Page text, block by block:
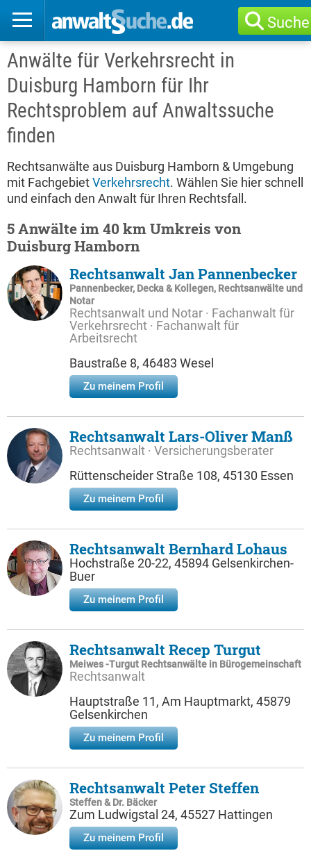
Suche
Anwälte für Verkehrsrecht in
Duisburg Hamborn für Ihr
Rechtsproblem auf Anwaltssuche
finden
Rechtsanwälte aus Duisburg Hamborn & Umgebung
mit FachgebietVerkehrsrecht. Wählen Sie hier schnell
und einfach den Anwalt für Ihren Rechtsfall.
5 Anwälte im 40 km Umkreis von
Duisburg Hamborn
Rechtsanwalt Jan Pannenbecker
Pannenbecker, Decka & Kollegen, Rechtsanwälte und
Notar
Rechtsanwalt und Notar · Fachanwalt für
Verkehrsrecht · Fachanwalt für
Arbeitsrecht
Baustraße 8, 46483 Wesel
Zu meinem Profil
Rechtsanwalt Lars-Oliver Manß
Rechtsanwalt · Versicherungsberater
Rüttenscheider Straße 108, 45130 Essen
Zu meinem Profil
Rechtsanwalt Bernhard Lohaus
Hochstraße 20-22, 45894 Gelsenkirchen-
Buer
Zu meinem Profil
Rechtsanwalt Recep Turgut
Meiwes -Turgut Rechtsanwälte in Bürogemeinschaft
Rechtsanwalt
Hauptstraße 11, Am Hauptmarkt, 45879
Gelsenkirchen
Zu meinem Profil
Rechtsanwalt Peter Steffen
Steffen & Dr. Bäcker
Zum Ludwigstal 24, 45527 Hattingen
Zu meinem Profil